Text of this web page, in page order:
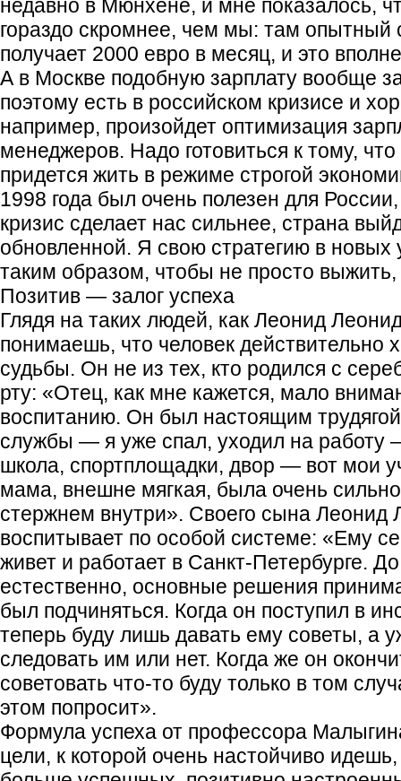
недавно в Мюнхене, и мне показалось,
гораздо скромнее, чем мы: там опытный
получает 2000 евро в месяц, и это
А в Москве подобную зарплату вообще
поэтому есть в российском кризисе и
например, произойдет оптимизация
менеджеров. Надо готовиться к тому,
придется жить в режиме строгой
1998 года был очень полезен для
кризис сделает нас сильнее, страна
обновленной. Я свою стратегию в новых
таким образом, чтобы не просто выжить,
Позитив — залог успеха
Глядя на таких людей, как Леонид
понимаешь, что человек действительно
судьбы. Он не из тех, кто родился с
рту: «Отец, как мне кажется, мало
воспитанию. Он был настоящим
службы — я уже спал, уходил на работу
школа, спортплощадки, двор — вот мои
мама, внешне мягкая, была очень
стержнем внутри». Своего сына Леонид
воспитывает по особой системе: «Ему
живет и работает в Санкт-Петербурге.
естественно, основные решения
был подчиняться. Когда он поступил в
теперь буду лишь давать ему советы, а
следовать им или нет. Когда же он
советовать что-то буду только в том
этом попросит».
Формула успеха от профессора
цели, к которой очень настойчиво